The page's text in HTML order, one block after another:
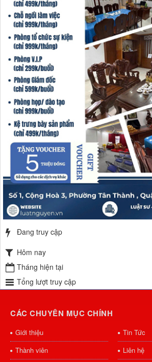
Đang truy cập
Hôm nay
Tháng hiện tại
Tổng lượt truy cập
CÁC CHUYÊN MỤC CHÍNH
Giới thiệu
Tin Tức
Thành viên
Liên hệ